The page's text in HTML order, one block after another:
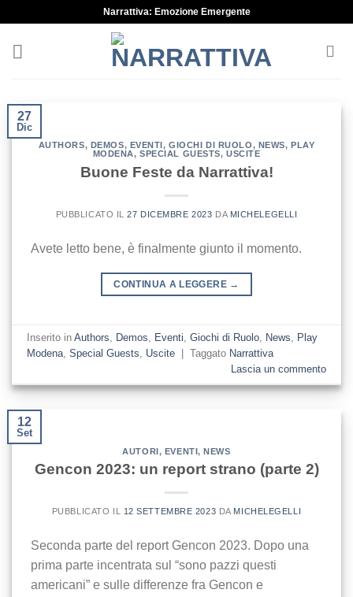
content
Narrattiva: Emozione Emergente
27
Dic
AUTHORS, DEMOS, EVENTI,GIOCHI DI RUOLO, NEWS,PLAY
MODENA,SPECIAL GUESTS,USCITE
Buone Feste da Narrattiva!
PUBBLICATO IL27 DICEMBRE 2023 DA MICHELEGELLI
Avete letto bene, è finalmente giunto il momento.
CONTINUA A LEGGERE →
Inserito inAuthors Demos Eventi ,Giochi di Ruolo News
Play
Modena ,Special Guests Uscite Taggato Narrattiva
Lascia un commento
12
Set
AUTORI, EVENTI,NEWS
Gencon 2023: un report strano (parte 2)
PUBBLICATO IL 12 SETTEMBRE 2023 DA MICHELEGELLI
Seconda parte del report Gencon 2023. Dopo una
prima parte incentrata sul “sono pazzi questi
americani” e sulle differenze fra Gencon e